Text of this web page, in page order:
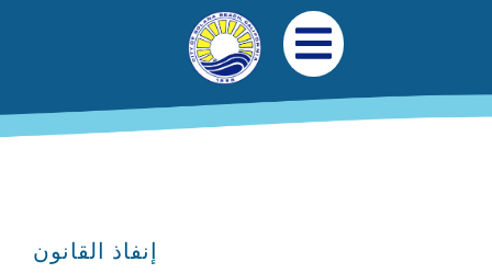
تجاوز إلى المحتوى الرئيسيالتنقل الرئيسي
افتح قائمة الجوال
إنفاذ القانون